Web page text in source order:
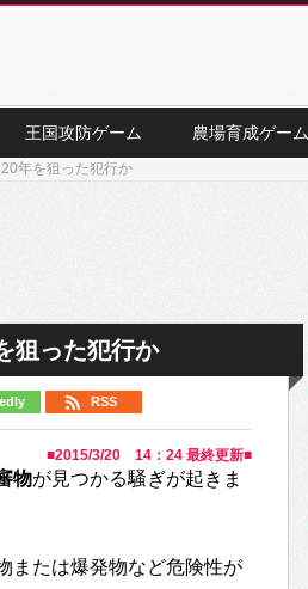
王国攻防ゲーム 農場育成ゲーム
年を狙った犯行か
狙った犯行か
RSS
■2015/3/20 14：24 最終更新■
物が見つかる騒ぎが起きま
または爆発物など危険性が